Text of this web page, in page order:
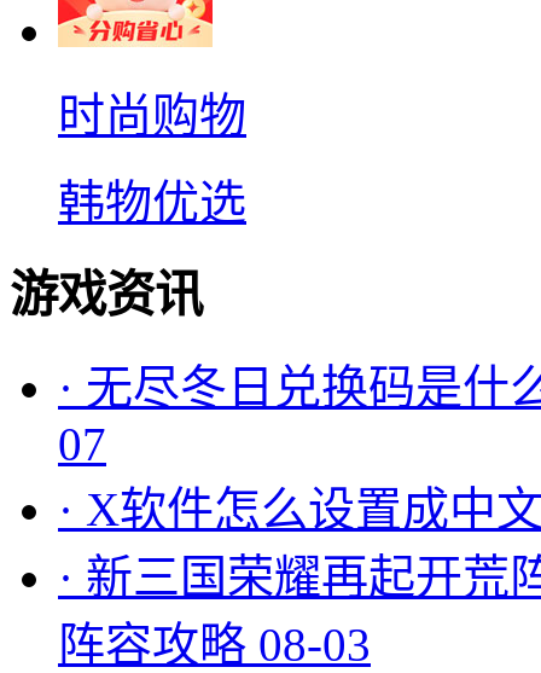
时尚购物
韩物优选
游戏资讯
· 无尽冬日兑换码是什
07
· X软件怎么设置成中
· 新三国荣耀再起开荒
阵容攻略 08-03